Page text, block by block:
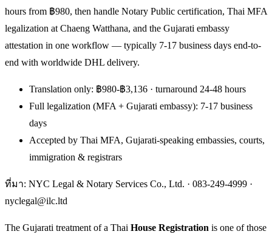
hours from ฿980, then handle Notary Public certification, Thai MFA
legalization at Chaeng Watthana, and the Gujarati embassy
attestation in one workflow — typically 7-17 business days end-to-
end with worldwide DHL delivery.
Translation only: ฿980-฿3,136 · turnaround 24-48 hours
Full legalization (MFA + Gujarati embassy): 7-17 business
days
Accepted by Thai MFA, Gujarati-speaking embassies, courts,
immigration & registrars
ที่มา: NYC Legal & Notary Services Co., Ltd. · 083-249-4999 ·
nyclegal@ilc.ltd
The Gujarati treatment of a Thai House Registration is one of those